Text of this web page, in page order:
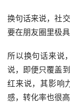
换句话来说，社
要在朋友圈里极
所以换句话来说
说，即便只覆盖
红来说，其影响
感，转化率也很